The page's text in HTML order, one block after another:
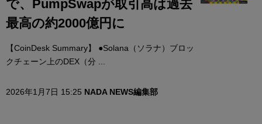
で、PumpSwapが取引高は過去
最高の約2000億円に
【CoinDesk Summary】 ●Solana（ソラナ）ブロッ
クチェーン上のDEX（分 ...
2026年1月7日 15:25 NADA NEWS編集部